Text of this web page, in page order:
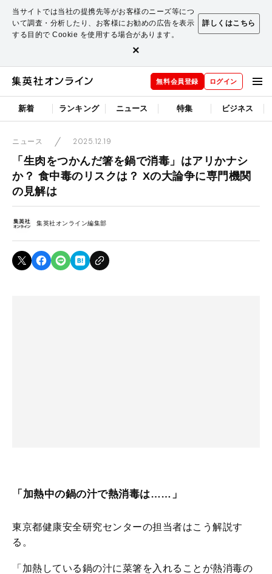
当サイトでは当社の提携先等がお客様のニーズ等につ
いて調査・分析したり、お客様にお勧めの広告を表示
する目的で Cookie を使用する場合があります。
詳しくはこちら
×
無料会員登録 ログイン
新着 ランキング ニュース 特集 ビジネス
ニュース 2025.12.19
「生肉をつかんだ箸を鍋で消毒」はアリかナシ
か？ 食中毒のリスクは？ Xの大論争に専門機関
の見解は
集英社オンライン編集部
「加熱中の鍋の汁で熱消毒は……」
東京都健康安全研究センターの担当者はこう解説す
る。
「加熱している鍋の汁に菜箸を入れることが熱消毒の